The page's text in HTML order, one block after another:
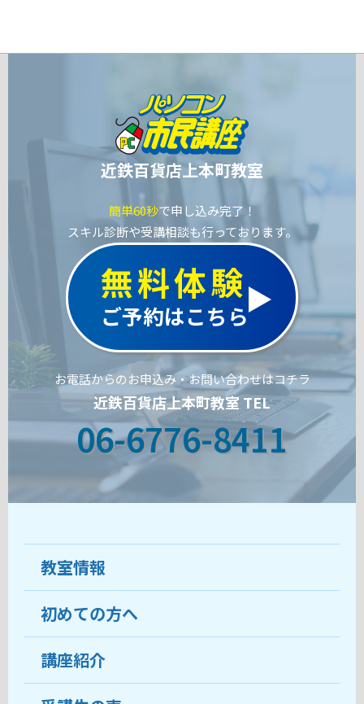
近鉄百貨店上本町教室
簡単60秒で申し込み完了！
スキル診断や受講相談も行っております。
無料体験
ご予約はこちら
お電話からのお申込み・お問い合わせはコチラ
近鉄百貨店上本町教室 TEL
06-6776-8411
教室情報
教室について
受講生の声
おすすめ・人気の講座
初めての方へ
ココがおすすめ
講座紹介